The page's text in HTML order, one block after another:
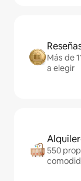
Más de
a elegir
550